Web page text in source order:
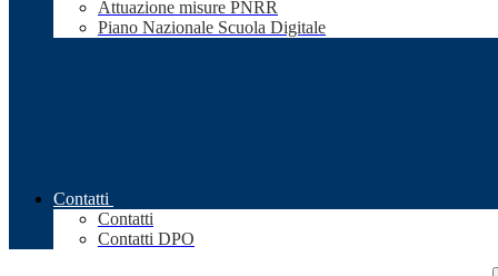
Attuazione misure PNRR
Piano Nazionale Scuola Digitale
Contatti
Contatti
Contatti DPO